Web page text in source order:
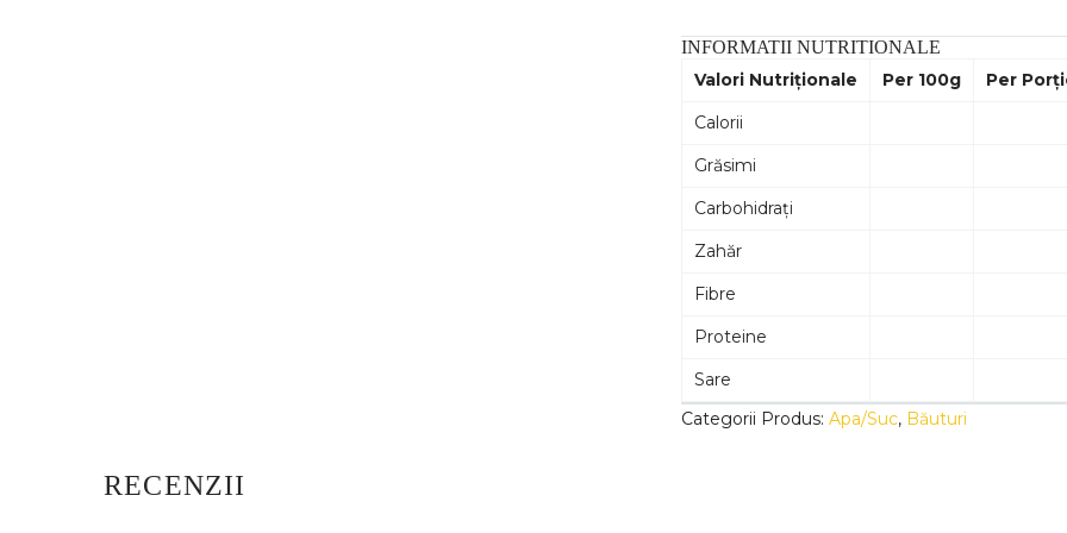
INFORMATII NUTRITIONALE
Valori Nutriționale Per 100g
Per
Calorii
Grăsimi
Carbohidrați
Zahăr
Fibre
Proteine
Sare
Categorii Produs: Apa/Suc, Băuturi
RECENZII